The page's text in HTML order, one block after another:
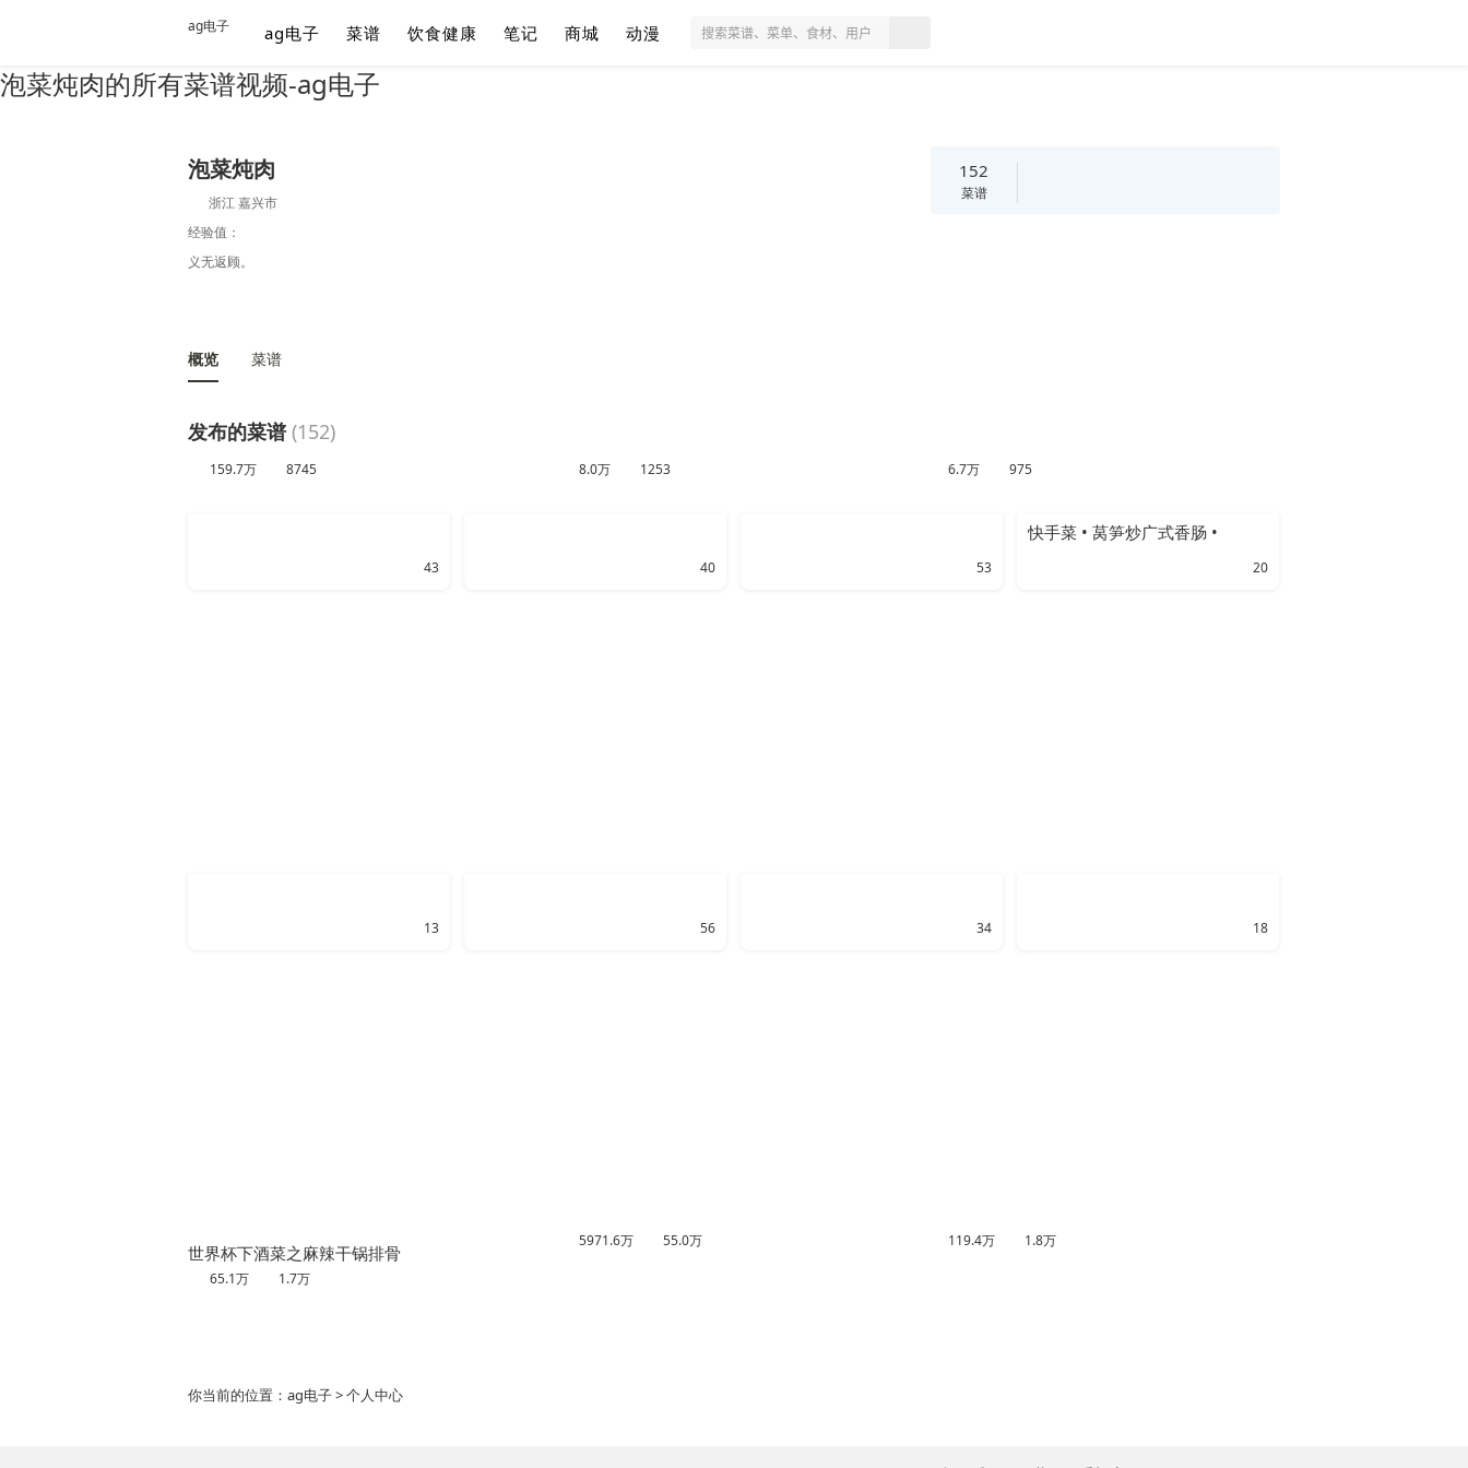
泡菜炖肉的所有菜谱视频-ag电子
ag电子 ag电子 菜谱 饮食健康 笔记 商城 动漫
泡菜炖肉
浙江 嘉兴市
经验值：
义无返顾。
152
菜谱
概览 菜谱
发布的菜谱(152)
159.7万 8745 8.0万 1253 6.7万 975
43 40 53
快手菜 • 莴笋炒广式香肠 •
20
13 56 34 18
世界杯下酒菜之麻辣干锅排骨
65.1万 1.7万
5971.6万 55.0万 119.4万 1.8万
你当前的位置： ag电子> 个人中心